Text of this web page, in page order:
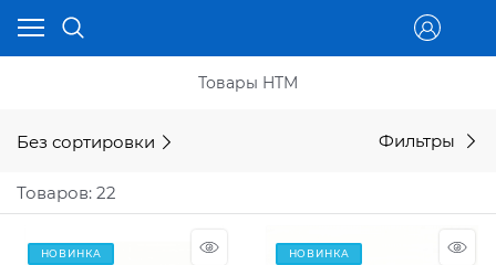
Товары HTM
Без сортировки Фильтры
Товаров: 22
НОВИНКА НОВИНКА